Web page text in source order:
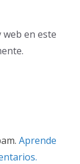
en este
Aprende